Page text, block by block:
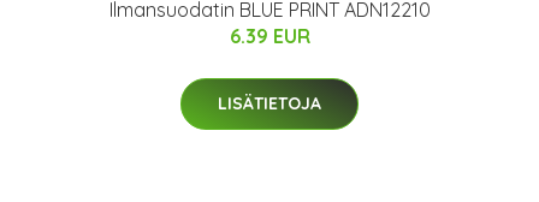
Ilmansuodatin BLUE PRINT ADN12210
6.39 EUR
LISÄTIETOJA